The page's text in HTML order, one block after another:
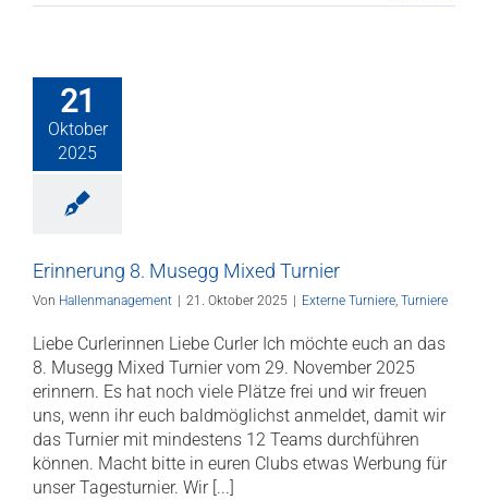
21
Oktober
2025
Erinnerung 8. Musegg Mixed Turnier
Von Hallenmanagement 21. Oktober 2025 Externe Turniere, Turniere
Liebe Curlerinnen Liebe Curler Ich möchte euch an das
8. Musegg Mixed Turnier vom 29. November 2025
erinnern. Es hat noch viele Plätze frei und wir freuen
uns, wenn ihr euch baldmöglichst anmeldet, damit wir
das Turnier mit mindestens 12 Teams durchführen
können. Macht bitte in euren Clubs etwas Werbung für
unser Tagesturnier. Wir [...]